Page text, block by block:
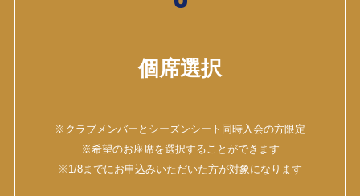
個席選択
※クラブメンバーとシーズンシート同時入会の方限定
※希望のお座席を選択することができます
※1/8までにお申込みいただいた方が対象になります